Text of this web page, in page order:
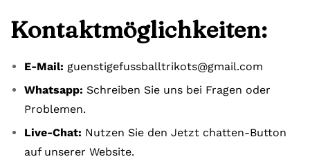
Kontaktmöglichkeiten:
E-Mail: guenstigefussballtrikots@gmail.com
Whatsapp: Schreiben Sie uns bei Fragen oder
Problemen.
Live-Chat: Nutzen Sie den Jetzt chatten-Button
auf unserer Website.